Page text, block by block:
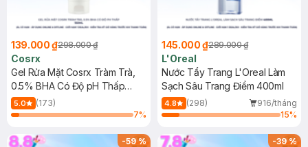
139.000 ₫298.000 ₫
Cosrx
Gel Rửa Mặt Cosrx Tràm Trà,
0.5% BHA Có Độ pH Thấp
150ml
5.0
(173)
7%
145.000 ₫289.000 ₫
L'Oreal
Nước Tẩy Trang L'Oreal Làm
Sạch Sâu Trang Điểm 400ml
4.8 (298)
916/tháng
15%
-59% -39%